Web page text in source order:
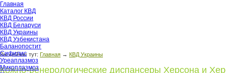
Главная
Каталог КВД
КВД России
КВД Беларуси
КВД Украины
КВД Узбекистана
Баланопостит
Сифилис
Уреаплазмоз
Микоплазмоз
Вы сейчас тут: Главная → КВД Украины
Кожно-венерологические диспансеры Херсона и